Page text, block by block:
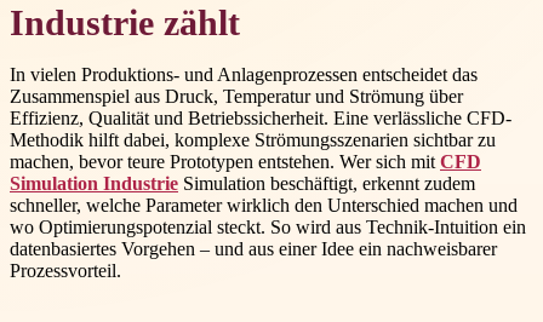
Industrie zählt
In vielen Produktions- und Anlagenprozessen entscheidet das
Zusammenspiel aus Druck, Temperatur und Strömung über
Effizienz, Qualität und Betriebssicherheit. Eine verlässliche CFD-
Methodik hilft dabei, komplexe Strömungsszenarien sichtbar zu
machen, bevor teure Prototypen entstehen. Wer sich mit CFD
Simulation Industrie Simulation beschäftigt, erkennt zudem
schneller, welche Parameter wirklich den Unterschied machen und
wo Optimierungspotenzial steckt. So wird aus Technik-Intuition ein
datenbasiertes Vorgehen – und aus einer Idee ein nachweisbarer
Prozessvorteil.